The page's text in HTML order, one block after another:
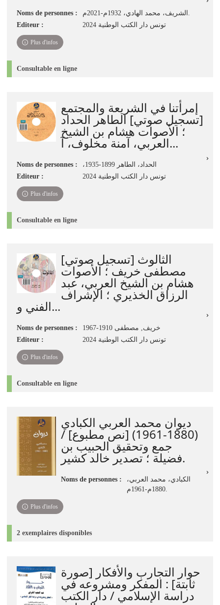
Noms de personnes :
الشريف، محمد الهادي، 1932م-2021م.
Editeur :
تونس دار الكتب الوطنية 2024
Plus d'infos
Consultable en ligne
إمرأتنا في الشريعة والمجتمع
[تسجيل صوتي] الطاهر الحداد
؛ الأصوات هشام بن الشيخ
العربي، آمنة مخلوف، آ...
Noms de personnes :
،الحداد، الطاهر 1899-1935
Editeur :
تونس دار الكتب الوطنية 2024
Plus d'infos
Consultable en ligne
الثالوث [تسجيل صوتي]
مصطفى خريف ؛ الأصوات
هشام بن الشيخ العربي، عبد
الرزاق الخذيري ؛ الإشراف
الفني و...
Noms de personnes :
خريف, مصطفى 1910-1967
Editeur :
تونس دار الكتب الوطنية 2024
Plus d'infos
Consultable en ligne
ديوان محمد العربي الكبادي
(1880-1961) [نص مطبوع] /
جمع وتحقيق الحبيب بن
فضيلة ؛ تصدير خالد كشير.
Noms de personnes :
الكبادي، محمد العربي،
1880م-1961م.
Plus d'infos
2 exemplaires disponibles
حوار التجارب والأفكار [صورة
ثابتة] : المفكر ومشروعه في
دراسة الإسلامي / دار الكتب